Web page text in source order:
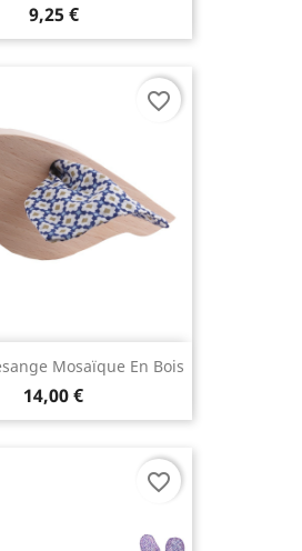
9,25 €
Mosaïque En Bois
14,00 €
favorite_border
favorite_border